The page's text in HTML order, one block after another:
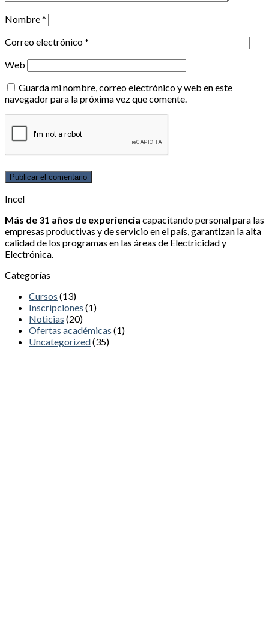
Nombre*
Correo electrónico*
Web
Guarda mi nombre, correo electrónico y web en este
navegador para la próxima vez que comente.
Incel
Más de 31 años de experiencia capacitando personal para las
empresas productivas y de servicio en el país, garantizan la alta
calidad de los programas en las áreas de Electricidad y
Electrónica.
Categorías
Cursos (13)
Inscripciones (1)
Noticias (20)
Ofertas académicas (1)
Uncategorized(35)